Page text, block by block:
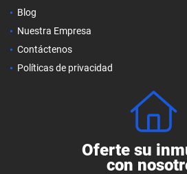
Blog
Nuestra Empresa
Contáctenos
Políticas de privacidad
Oferte su
con